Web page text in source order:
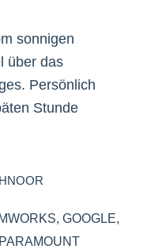
sonnigen
über das
Persönlich
Stunde
GOOGLE
PARAMOUNT